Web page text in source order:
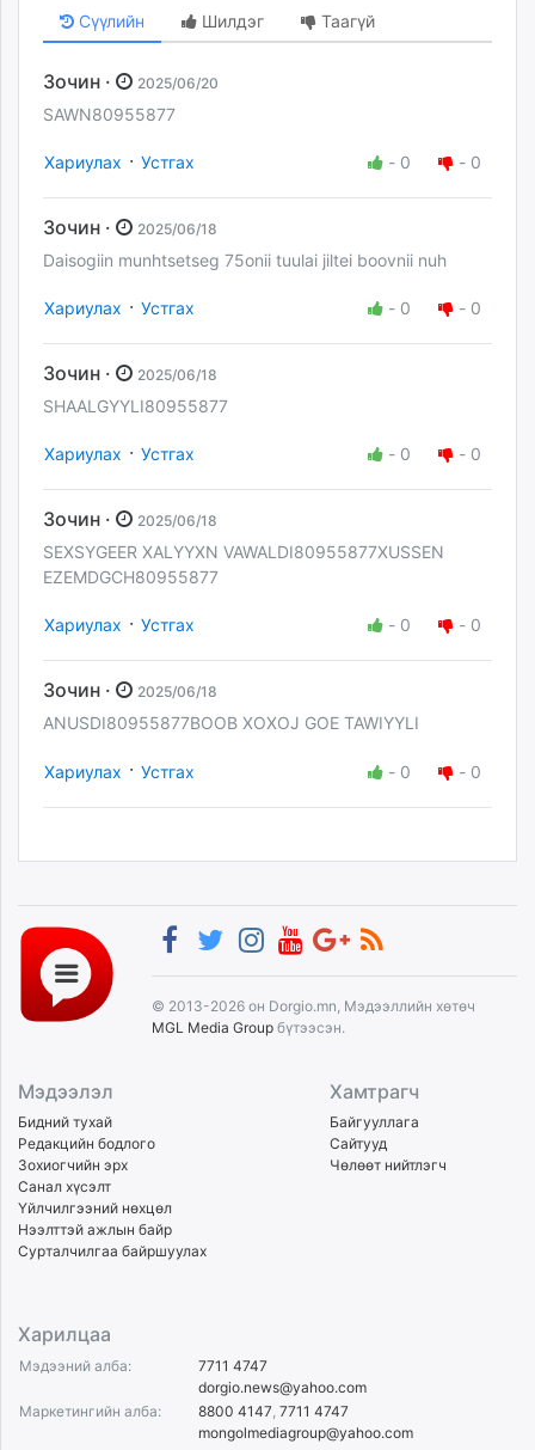
Сүүлийн Шилдэг Таагүй
Зочин · 2025/06/20
SAWN80955877
Хариулах · Устгах - 0 - 0
Зочин · 2025/06/18
Daisogiin munhtsetseg 75onii tuulai jiltei boovnii nuh
Хариулах · Устгах - 0 - 0
Зочин · 2025/06/18
SHAALGYYLI80955877
Хариулах · Устгах - 0 - 0
Зочин · 2025/06/18
SEXSYGEER XALYYXN VAWALDI80955877XUSSEN
EZEMDGCH80955877
Хариулах · Устгах - 0 - 0
Зочин · 2025/06/18
ANUSDI80955877BOOB XOXOJ GOE TAWIYYLI
Хариулах · Устгах - 0 - 0
© 2013-2026 он Dorgio.mn, Мэдээллийн хөтөч
MGL Media Group бүтээсэн.
Мэдээлэл
Бидний тухай
Редакцийн бодлого
Зохиогчийн эрх
Санал хүсэлт
Үйлчилгээний нөхцөл
Нээлттэй ажлын байр
Сурталчилгаа байршуулах
Хамтрагч
Байгууллага
Сайтууд
Чөлөөт нийтлэгч
Харилцаа
Мэдээний алба:
7711 4747
dorgio.news@yahoo.com
Маркетингийн алба:
8800 4147 7711 4747
mongolmediagroup@yahoo.com